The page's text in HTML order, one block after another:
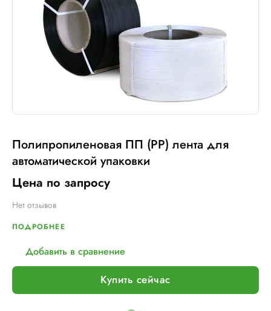
Полипропиленовая ПП (PP) лента для
автоматической упаковки
Цена по запросу
Нет отзывов
ПОДРОБНЕЕ
Добавить в сравнение
Купить сейчас